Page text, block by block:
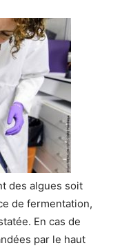
des algues soit
de fermentation,
En cas de
par le haut